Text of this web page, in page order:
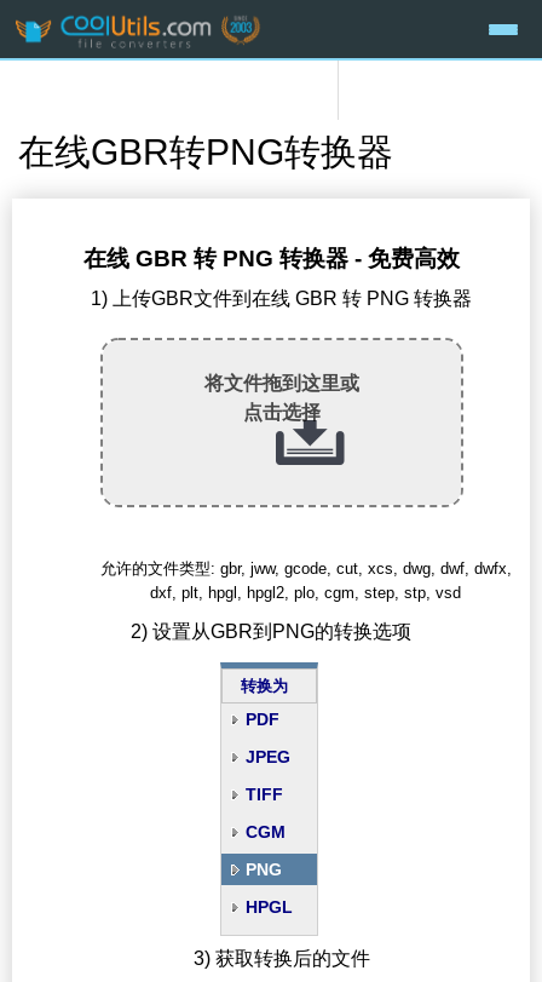
在线GBR转PNG转换器
在线 GBR 转 PNG 转换器 - 免费高效
1) 上传GBR文件到在线 GBR 转 PNG 转换器
将文件拖到这里或
点击选择
允许的文件类型: gbr, jww, gcode, cut, xcs, dwg, dwf, dwfx,
dxf, plt, hpgl, hpgl2, plo, cgm, step, stp, vsd
2) 设置从GBR到PNG的转换选项
转换为
PDF
JPEG
TIFF
CGM
PNG
HPGL
3) 获取转换后的文件